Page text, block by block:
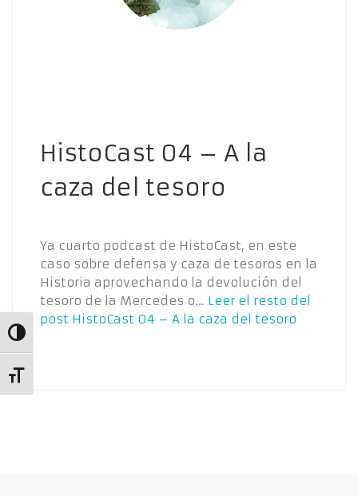
Alternar alto contraste
Alternar tamaño de letra
HistoCast 04 – A la
caza del tesoro
Ya cuarto podcast de HistoCast, en este
caso sobre defensa y caza de tesoros en la
Historia aprovechando la devolución del
tesoro de la Mercedes o… Leer el resto del
post HistoCast 04 – A la caza del tesoro